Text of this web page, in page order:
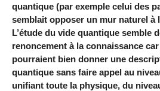
quantique (par exemple celui des
semblait opposer un mur naturel à
L’étude du vide quantique semble
renoncement à la connaissance
pourraient bien donner une
quantique sans faire appel au
unifiant toute la physique, du